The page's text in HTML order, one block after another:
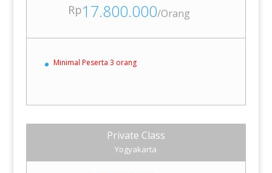
Rp17.800.000/Orang
Minimal Peserta 3 orang
Private Class
Yogyakarta